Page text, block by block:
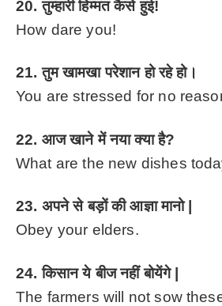
20. तुम्हारी हिम्मत कैसे हुई!
How dare you!
21. तुम खामखा परेशान हो रहे हो।
You are stressed for no
22. आज खाने में नया क्या है?
What are the new dishes
23. अपने से बड़ों की आज्ञा मानो |
Obey your elders.
24. किसान ये बीज नहीं बोयेंगे |
The farmers will not sow